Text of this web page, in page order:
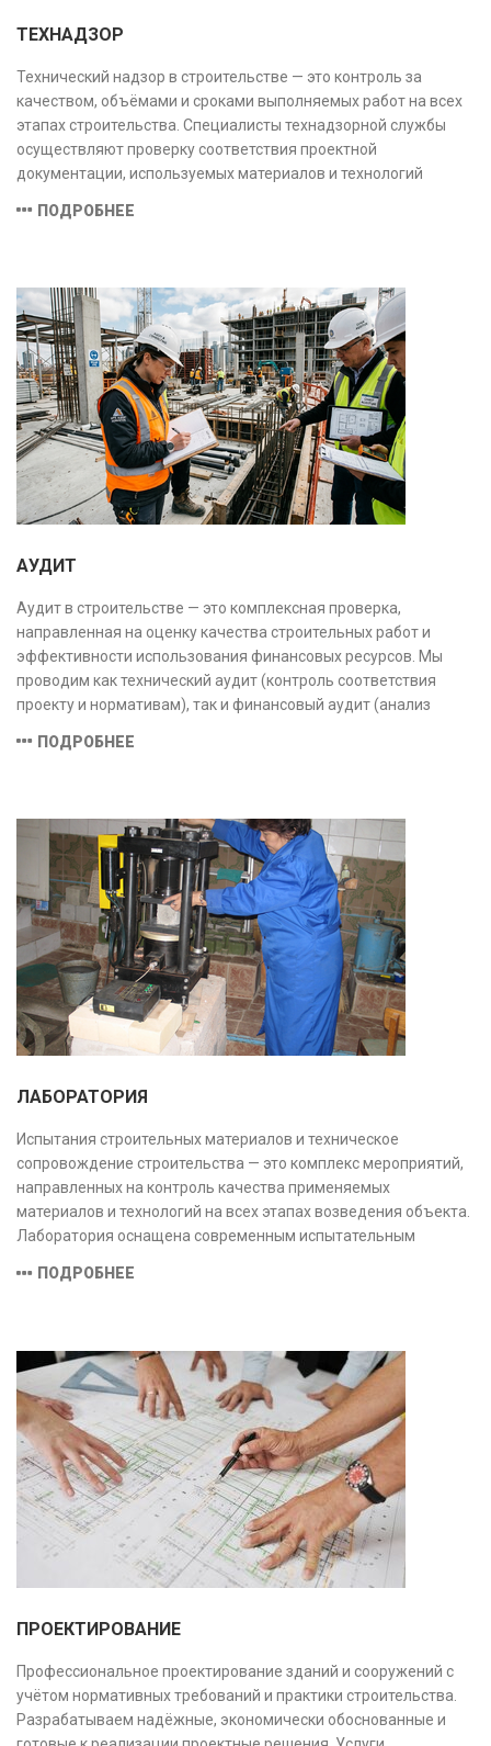
ТЕХНАДЗОР
Технический надзор в строительстве — это контроль за
качеством, объёмами и сроками выполняемых работ на всех
этапах строительства. Специалисты технадзорной службы
осуществляют проверку соответствия проектной
документации, используемых материалов и технологий
безопасность и надёжность объекта.
ПОДРОБНЕЕ
АУДИТ
Аудит в строительстве — это комплексная проверка,
направленная на оценку качества строительных работ и
эффективности использования финансовых ресурсов. Мы
проводим как технический аудит (контроль соответствия
проекту и нормативам), так и финансовый аудит (анализ
безопасность и экономическую обоснованность проекта.
ПОДРОБНЕЕ
ЛАБОРАТОРИЯ
Испытания строительных материалов и техническое
сопровождение строительства — это комплекс мероприятий,
направленных на контроль качества применяемых
материалов и технологий на всех этапах возведения объекта.
Лаборатория оснащена современным испытательным
соответствующими заявленной области аккредитации.
ПОДРОБНЕЕ
ПРОЕКТИРОВАНИЕ
Профессиональное проектирование зданий и сооружений с
учётом нормативных требований и практики строительства.
Разрабатываем надёжные, экономически обоснованные и